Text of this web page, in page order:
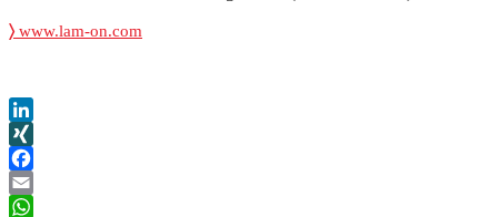
〉 www.lam-on.com
LinkedIn
XING
Facebook
Email